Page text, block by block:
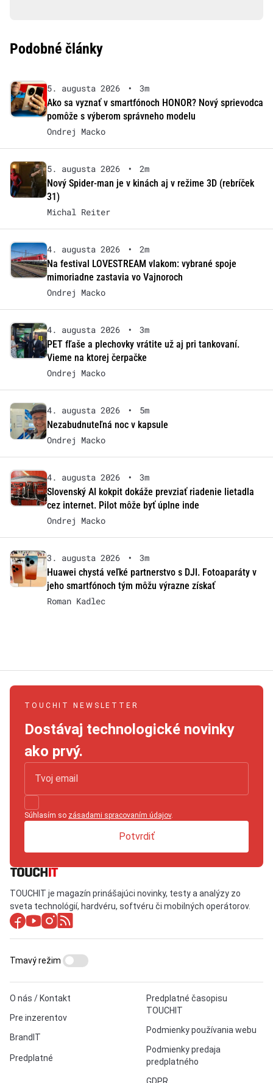
Podobné články
5. augusta 2026 •
3m
Ako sa vyznať v smartfónoch HONOR? Nový sprievodca
pomôže s výberom správneho modelu
Ondrej Macko
5. augusta 2026 •
2m
Nový Spider-man je v kinách aj v režime 3D (rebríček
31)
Michal Reiter
4. augusta 2026 •
2m
Na festival LOVESTREAM vlakom: vybrané spoje
mimoriadne zastavia vo Vajnoroch
Ondrej Macko
4. augusta 2026 •
3m
PET fľaše a plechovky vrátite už aj pri tankovaní.
Vieme na ktorej čerpačke
Ondrej Macko
4. augusta 2026 •
5m
Nezabudnuteľná noc v kapsule
Ondrej Macko
4. augusta 2026 •
3m
Slovenský AI kokpit dokáže prevziať riadenie lietadla
cez internet. Pilot môže byť úplne inde
Ondrej Macko
3. augusta 2026 •
3m
Huawei chystá veľké partnerstvo s DJI. Fotoaparáty v
jeho smartfónoch tým môžu výrazne získať
Roman Kadlec
TOUCHIT NEWSLETTER
Dostávaj technologické novinky
ako prvý.
Súhlasím so zásadami spracovaním údajov.
Potvrdiť
TOUCHIT je magazín prinášajúci novinky, testy a analýzy zo
sveta technológií, hardvéru, softvéru či mobilných operátorov.
O nás / Kontakt
Pre inzerentov
BrandIT
Predplatné
Predplatné časopisu
TOUCHIT
Podmienky používania webu
Podmienky predaja
predplatného
Tmavý režim